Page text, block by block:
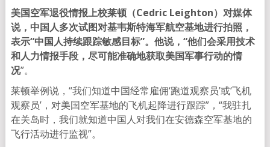
美国空军退役情报上校莱顿（Cedric Leighton）对媒体
说，中国人多次试图对基韦斯特海军航空基地进行拍照，
表示“中国人持续跟踪敏感目标”。他说，“他们会采用技术
和人力情报手段，尽可能准确地获取美国军事行动的情
况”。
莱顿举例说，“我们知道中国经常雇佣‘跑道观察员’或‘飞机
观察员’，对美国空军基地的飞机起降进行跟踪”，“我驻扎
在关岛时，我们就知道中国人对我们在安德森空军基地的
飞行活动进行监视”。